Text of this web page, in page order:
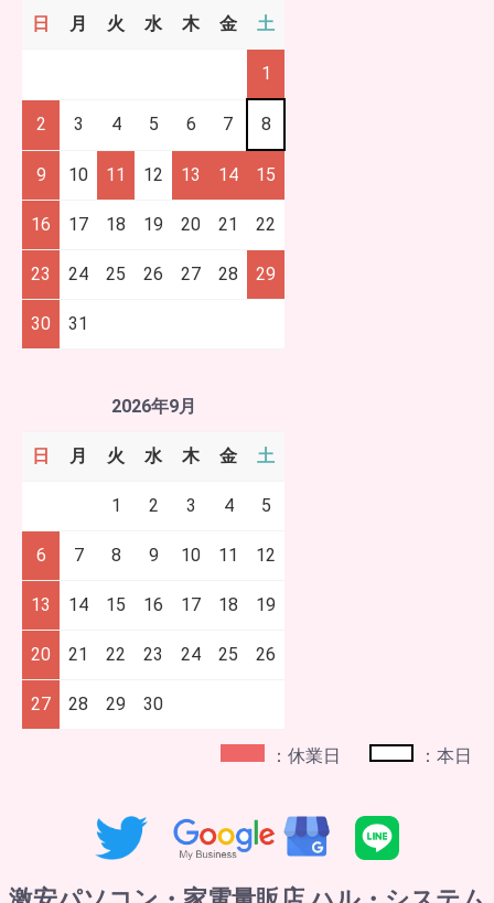
日 月 火 水 木 金 土
1
2 3 4 5 6 7 8
9 10 11 12 13 14 15
16 17 18 19 20 21 22
23 24 25 26 27 28 29
30 31
2026年9月
日 月 火 水 木 金 土
1 2 3 4 5
6 7 8 9 10 11 12
13 14 15 16 17 18 19
20 21 22 23 24 25 26
27 28 29 30
：休業日 ：本日